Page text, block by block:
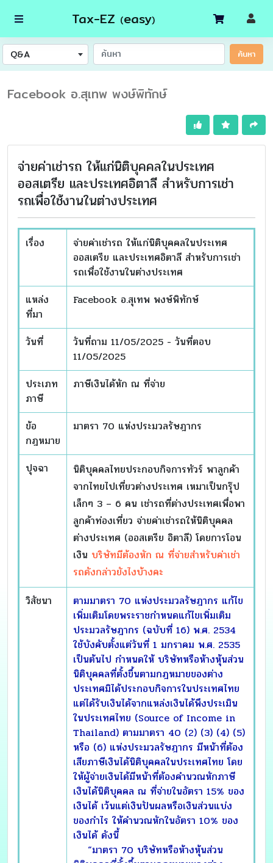
Tax-EZ (easy)
Q&A ค้นหา
Facebook อ.สุเทพ พงษ์พิทักษ์
จ่ายค่าเช่ารถ ให้แก่นิติบุคคลในประเทศ
ออสเตรีย และประเทศอิตาลี สำหรับการเช่า
รถเพื่อใช้งานในต่างประเทศ
เรื่อง
จ่ายค่าเช่ารถ ให้แก่นิติบุคคลในประเทศ
ออสเตรีย และประเทศอิตาลี สำหรับการเช่า
รถเพื่อใช้งานในต่างประเทศ
แหล่ง
ที่มา
Facebook อ.สุเทพ พงษ์พิทักษ์
วันที่
วันที่ถาม 11/05/2025 - วันที่ตอบ
11/05/2025
ประเภท
ภาษี
ภาษีเงินได้หัก ณ ที่จ่าย
ข้อ
กฎหมาย
มาตรา 70 แห่งประมวลรัษฎากร
ปุจฉา
นิติบุคคลไทยประกอบกิจการทัวร์ พาลูกค้า
จากไทยไปเที่ยวต่างประเทศ เหมาเป็นกรุ๊ป
เล็กๆ 3 – 6 คน เช่ารถที่ต่างประเทศเพื่อพา
ลูกค้าท่องเที่ยว จ่ายค่าเช่ารถให้นิติบุคคล
ต่างประเทศ (ออสเตรีย อิตาลี) โดยการโอน
เงิน บริษัทมีต้องหัก ณ ที่จ่ายสำหรับค่าเช่า
รถดังกล่าวยังไงบ้างคะ
วิสัชนา
ตามมาตรา 70 แห่งประมวลรัษฎากร แก้ไข
เพิ่มเติมโดยพระราชกำหนดแก้ไขเพิ่มเติม
ประมวลรัษฎากร (ฉบับที่ 16) พ.ศ. 2534
ใช้บังคับตั้งแต่วันที่ 1 มกราคม พ.ศ. 2535
เป็นต้นไป กำหนดให้ บริษัทหรือห้างหุ้นส่วน
นิติบุคคลที่ตั้งขึ้นตามกฎหมายของต่าง
ประเทศมิได้ประกอบกิจการในประเทศไทย
แต่ได้รับเงินได้จากแหล่งเงินได้พึงประเมิน
ในประเทศไทย (Source of Income in
Thailand) ตามมาตรา 40 (2) (3) (4) (5)
หรือ (6) แห่งประมวลรัษฎากร มีหน้าที่ต้อง
เสียภาษีเงินได้นิติบุคคลในประเทศไทย โดย
ให้ผู้จ่ายเงินได้มีหน้าที่ต้องคำนวณหักภาษี
เงินได้นิติบุคคล ณ ที่จ่ายในอัตรา 15% ของ
เงินได้ เว้นแต่เงินปันผลหรือเงินส่วนแบ่ง
ของกำไร ให้คำนวณหักในอัตรา 10% ของ
เงินได้ ดังนี้
“มาตรา 70 บริษัทหรือห้างหุ้นส่วน